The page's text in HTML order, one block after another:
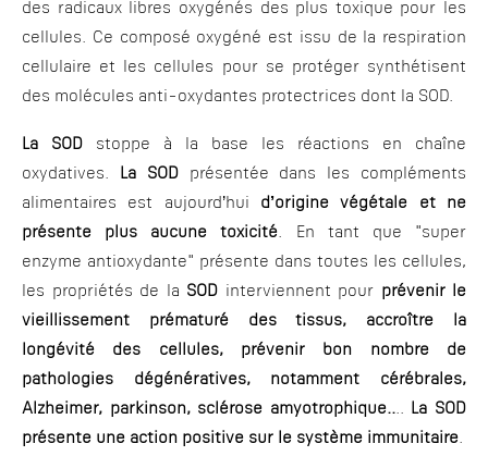
des radicaux libres oxygénés des plus toxique pour les
cellules. Ce composé oxygéné est issu de la respiration
cellulaire et les cellules pour se protéger synthétisent
des molécules anti-oxydantes protectrices dont la SOD.
La SOD stoppe à la base les réactions en chaîne
oxydatives. La SODprésentée dans les compléments
alimentaires est aujourd’hui d’origine végétale et ne
présente plus aucune toxicité. En tant que "super
enzyme antioxydante" présente dans toutes les cellules,
les propriétés de la SOD interviennent pour prévenir le
vieillissement prématuré des tissus, accroître la
longévité des cellules, prévenir bon nombre de
pathologies dégénératives, notamment cérébrales,
Alzheimer, parkinson, sclérose amyotrophique.... La SOD
présente une action positive sur le système immunitaire.